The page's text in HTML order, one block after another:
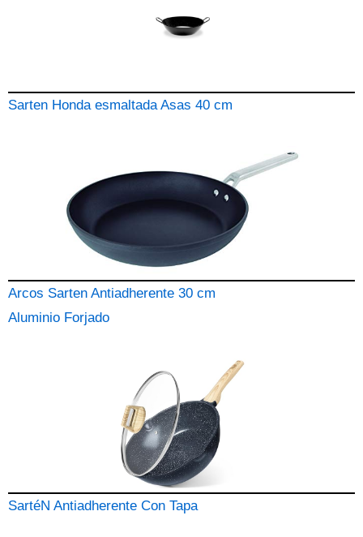
Sarten Honda esmaltada Asas 40 cm
Arcos Sarten Antiadherente 30 cm
Aluminio Forjado
SartéN Antiadherente Con Tapa